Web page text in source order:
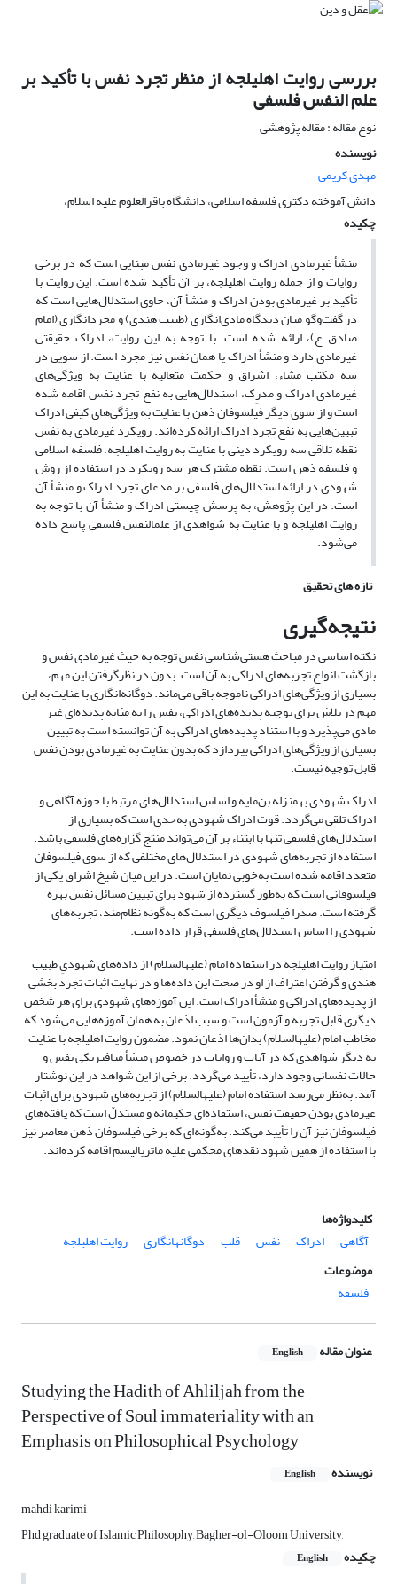
بررسی روایت اهلیلجه از منظر تجرد نفس با تأکید بر
علم ­النفس فلسفی
نوع مقاله : مقاله پژوهشی
نویسنده
مهدی کریمی
دانش آموخته دکتری فلسفه اسلامی، دانشگاه باقرالعلوم علیه اسلام،
چکیده
منشأ غیرمادی ادراک و وجود غیرمادی نفس مبنایی است که در برخی
روایات و از جمله روایت اهلیلجه، بر آن تأکید شده است. این روایت با
تأکید بر غیرمادی بودن ادراک و منشأ آن، حاوی استدلال‌هایی است که
در گفت‌وگو میان دیدگاه مادی‌انگاری (طبیب هندی) و مجردانگاری (امام
صادق ع)، ارائه شده است. با توجه به این روایت، ادراک حقیقتی
غیرمادی دارد و منشأ ادراک یا همان نفس نیز مجرد است. از سویی در
سه مکتب مشاء، اشراق و حکمت متعالیه با عنایت به ویژگی‌های
غیرمادی ادراک و مدرِک، استدلال‌هایی به نفع تجرد نفس اقامه شده
است و از سوی دیگر فیلسوفان ذهن با عنایت به ویژگی‌های کیفی ادراک
تبیین‌هایی به نفع تجرد ادراک ارائه کرده‌اند. رویکرد غیرمادی به نفس
نقطه تلاقی سه رویکرد دینی با عنایت به روایت اهلیلجه، فلسفه اسلامی
و فلسفه ذهن است. نقطه مشترک هر سه رویکرد در استفاده از روش
شهودی در ارائه استدلال‌های فلسفی بر مدعای تجرد ادراک و منشأ آن
است. در این پژوهش، به پرسش چیستی ادراک و منشأ آن با توجه به
روایت اهلیلجه و با عنایت به شواهدی از علم­النفس فلسفی پاسخ داده
می‌شود.
تازه های تحقیق
نتیجه‌گیری
نکته اساسی در مباحث هستی‌شناسی نفس توجه به حیث غیرمادی نفس و
بازگشت انواع تجربه‌های ادراکی به آن است. بدون در نظرگرفتن این مهم،
بسیاری از ویژگی‌های ادراکی ناموجه باقی می‌ماند. دوگانه‌انگاری با عنایت به این
مهم در تلاش برای توجیه پدیده‌های ادراکی، نفس را به مثابه پدیده‌ای غیر
مادی می‌پذیرد و با استناد پدیده‌های ادراکی به آن توانسته است به تبیین
بسیاری از ویژگی‌های ادراکی بپردازد که بدون عنایت به غیرمادی بودن نفس
قابل توجیه نیست.
ادراک شهودی به­منزله بن‌مایه و اساس استدلال‌های مرتبط با حوزه آگاهی و
ادراک تلقی می‌گردد. قوت ادراک شهودی به‌حدی است که بسیاری از
استدلال‌های فلسفی تنها با ابتناء بر آن می‌تواند منتج گزاره‌های فلسفی باشد.
استفاده از تجربه‌های شهودی در استدلال‌های مختلفی که از سوی فیلسوفان
متعدد اقامه شده است به‌خوبی نمایان است. در این میان شیخ اشراق یکی از
فیلسوفانی است که به‌طور گسترده‌ از شهود برای تبیین مسائل نفس بهره
گرفته است. صدرا فیلسوف دیگری است که به‌گونه‌ نظام‌مند، تجربه‌های
شهودی را اساس استدلال‌های فلسفی قرار داده است.
امتیاز روایت اهلیلجه در استفاده امام (علیه­السلام) از داده‌های شهودیِ طبیب
هندی و گرفتن اعتراف از او در صحت این داده‌ها و در نهایت اثبات تجرد بخشی
از پدیده‌های ادراکی و منشأ ادراک است. این آموزه‌های شهودی برای هر شخص
دیگری قابل تجربه و آزمون است و سبب اذعان به همان آموزه‌هایی می‌شود که
مخاطب امام (علیه­السلام) بدان‌ها اذعان نمود. مضمون روایت اهلیلجه با عنایت
به دیگر شواهدی که در آیات و روایات در خصوص منشأ متافیزیکی نفس و
حالات نفسانی وجود دارد، تأیید می‌گردد. برخی از این شواهد در این نوشتار
آمد. به‌نظر می‌رسد استفاده امام (علیه­السلام) از تجربه‌های شهودی برای اثبات
غیرمادی بودن حقیقت نفس، استفاده‌ای حکیمانه و مستدلّ است که یافته‌های
فیلسوفان نیز آن را تأیید می‌کند. به‌گونه‌ای که برخی فیلسوفان ذهن معاصر نیز
با استفاده از همین شهود نقد‌های محکمی علیه ماتریالیسم اقامه کرده‌اند.
کلیدواژه‌ها
آگاهی
ادراک نفس قلب دوگانه­انگاری
روایت اهلیلجه
موضوعات
فلسفه
عنوان مقاله English
Studying the Hadith of Ahliljah from the
Perspective of Soul immateriality with an
Emphasis on Philosophical Psychology
نویسنده English
mahdi karimi
Phd graduate of Islamic Philosophy, Bagher-ol-Oloom University,
چکیده
English